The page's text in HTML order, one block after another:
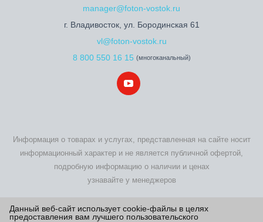
manager@foton-vostok.ru
г. Владивосток, ул. Бородинская 61
vl@foton-vostok.ru
8 800 550 16 15 (многоканальный)
Информация о товарах и услугах, представленная на сайте носит
информационный характер и не является публичной офертой,
подробную информацию о наличии и ценах
узнавайте у менеджеров
2026 © Foton Motor - купить новый Фотон по выгодной цене на
официальном сайте дилера
Данный веб-сайт использует cookie-файлы в целях
предоставления вам лучшего пользовательского